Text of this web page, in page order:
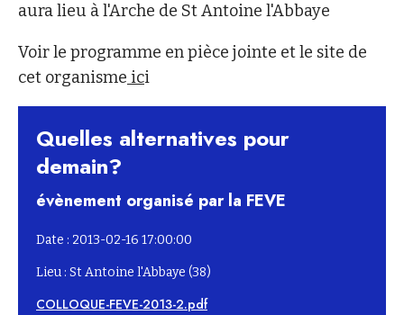
aura lieu à l'Arche de St Antoine l'Abbaye
Voir le programme en pièce jointe et le site de
cet organisme ici
Quelles alternatives pour
demain?
évènement organisé par la FEVE
Date : 2013-02-16 17:00:00
Lieu : St Antoine l'Abbaye (38)
COLLOQUE-FEVE-2013-2.pdf